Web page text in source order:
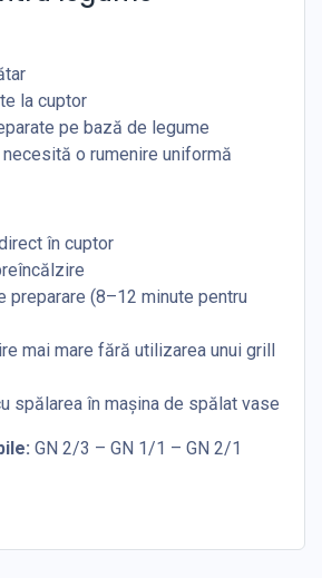
la cuptor
pe bază de legume
o rumenire uniformă
în cuptor
preparare (8–12 minute pentru
mai mare fără utilizarea unui grill
spălarea în mașina de spălat vase
GN 2/3 – GN 1/1 – GN 2/1